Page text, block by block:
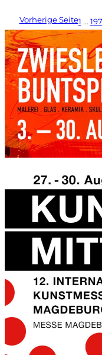
Vorherige Seite1 … 197